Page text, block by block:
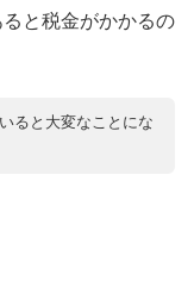
と税金がかかるの
ると大変なことにな